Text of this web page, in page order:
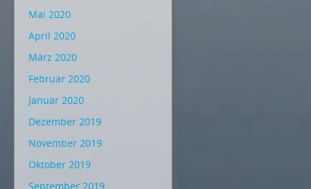
Mai 2020
April 2020
März 2020
Februar 2020
Januar 2020
Dezember 2019
November 2019
Oktober 2019
September 2019